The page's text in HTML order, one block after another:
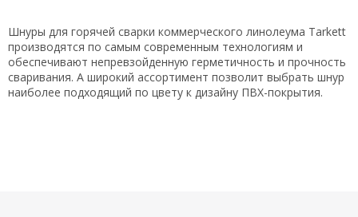
Шнуры для горячей сварки коммерческого линолеума Tarkett
производятся по самым современным технологиям и
обеспечивают непревзойденную герметичность и прочность
сваривания. А широкий ассортимент позволит выбрать шнур
наиболее подходящий по цвету к дизайну ПВХ-покрытия.